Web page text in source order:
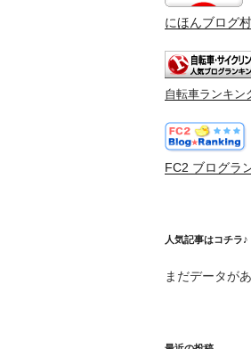
にほんブログ村
自転車ランキン
FC2 ブログラ
人気記事はコチラ♪
まだデータが